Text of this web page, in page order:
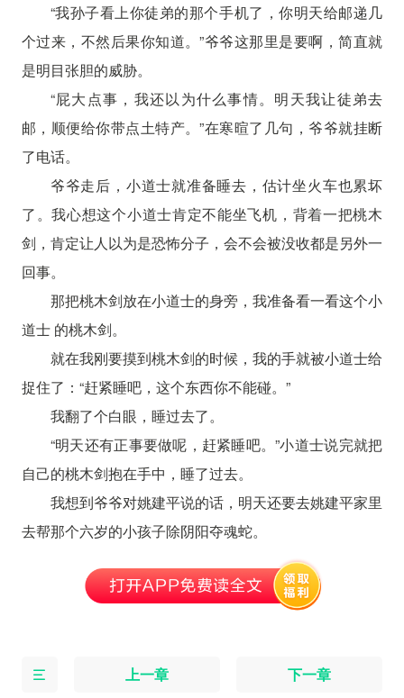
“我孙子看上你徒弟的那个手机了，你明天给邮递几
个过来，不然后果你知道。”爷爷这那里是要啊，简直就
是明目张胆的威胁。
“屁大点事，我还以为什么事情。明天我让徒弟去
邮，顺便给你带点土特产。”在寒暄了几句，爷爷就挂断
了电话。
爷爷走后，小道士就准备睡去，估计坐火车也累坏
了。我心想这个小道士肯定不能坐飞机，背着一把桃木
剑，肯定让人以为是恐怖分子，会不会被没收都是另外一
回事。
那把桃木剑放在小道士的身旁，我准备看一看这个小
道士 的桃木剑。
就在我刚要摸到桃木剑的时候，我的手就被小道士给
捉住了：“赶紧睡吧，这个东西你不能碰。”
我翻了个白眼，睡过去了。
“明天还有正事要做呢，赶紧睡吧。”小道士说完就把
自己的桃木剑抱在手中，睡了过去。
我想到爷爷对姚建平说的话，明天还要去姚建平家里
去帮那个六岁的小孩子除阴阳夺魂蛇。
上一章 下一章